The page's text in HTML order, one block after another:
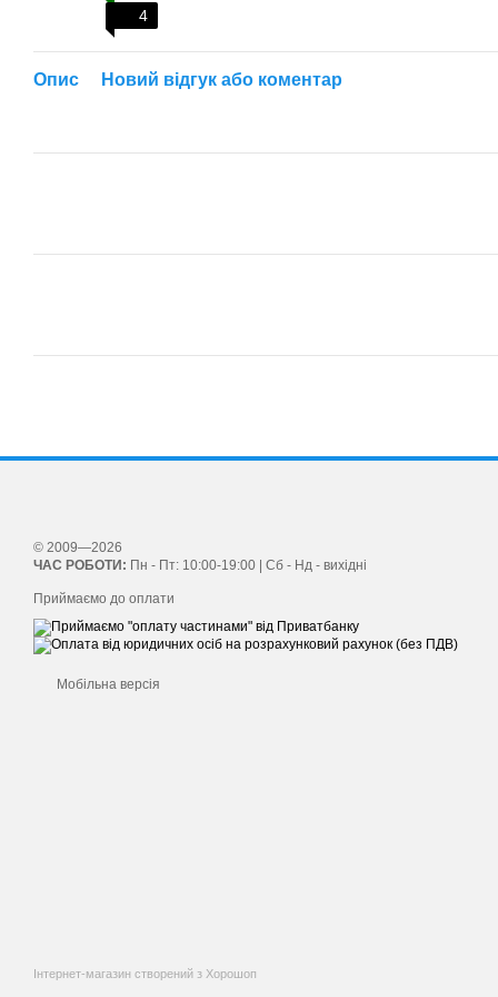
4
Опис Новий відгук або коментар
© 2009—2026
ЧАС РОБОТИ: Пн - Пт: 10:00-19:00 | Сб - Нд - вихідні
Приймаємо до оплати
Мобільна версія
Інтернет-магазин створений з Хорошоп